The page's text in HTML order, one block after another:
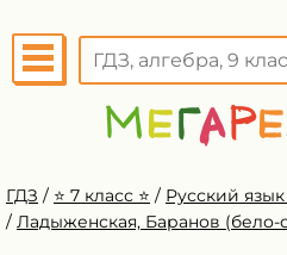
ГДЗ / ⭐️ 7 класс ⭐️ / Русский язык
/ Ладыженская, Баранов